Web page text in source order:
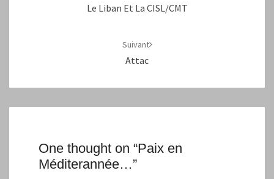
Le Liban Et La CISL/CMT
Suivant
Attac
One thought on “Paix en
Méditerannée…”